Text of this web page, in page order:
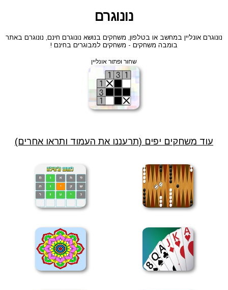
נונוגרם
נונוגרם אונליין במחשב או בטלפון, משחקים בנושא נונוגרם חינם, נונוגרם באתר
בומבה משחקים - משחקים למבוגרים בחינם !
שחור ופתור אונליין
עוד משחקים יפים (תרעננו את העמוד ותראו אחרים)